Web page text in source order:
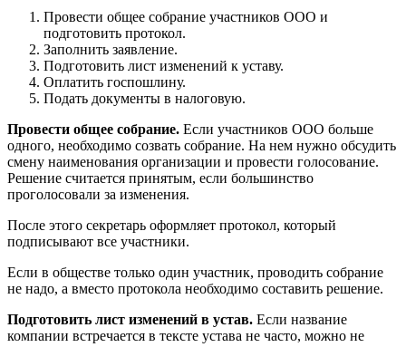
Провести общее собрание участников ООО и
подготовить протокол.
Заполнить заявление.
Подготовить лист изменений к уставу.
Оплатить госпошлину.
Подать документы в налоговую.
Провести общее собрание. Если участников ООО больше
одного, необходимо созвать собрание. На нем нужно обсудить
смену наименования организации и провести голосование.
Решение считается принятым, если большинство
проголосовали за изменения.
После этого секретарь оформляет протокол, который
подписывают все участники.
Если в обществе только один участник, проводить собрание
не надо, а вместо протокола необходимо составить решение.
Подготовить лист изменений в устав. Если название
компании встречается в тексте устава не часто, можно не